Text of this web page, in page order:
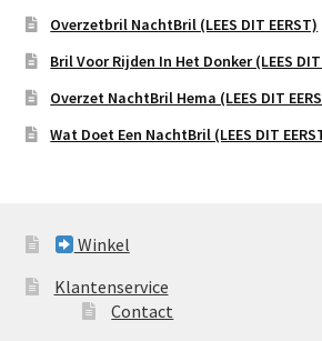
Overzetbril NachtBril (LEES DIT EERST)
Bril Voor Rijden In Het Donker (LEES DIT
Overzet NachtBril Hema (LEES DIT
Wat Doet Een NachtBril (LEES DIT
Winkel
Klantenservice
Contact